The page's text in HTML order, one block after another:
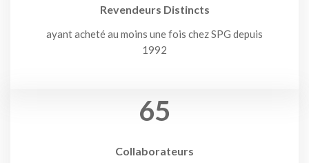
Revendeurs Distincts
ayant acheté au moins une fois chez SPG depuis
1992
65
Collaborateurs